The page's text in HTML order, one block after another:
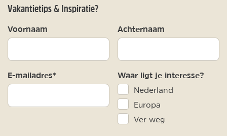
Vakantietips & Inspiratie?
Voornaam Achternaam
E-mailadres* Waar ligt je interesse?
Nederland
Europa
Ver weg